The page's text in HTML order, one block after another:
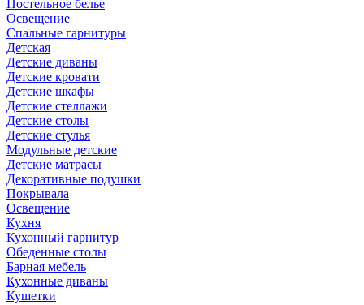
Постельное белье
Освещение
Спальные гарнитуры
Детская
Детские диваны
Детские кровати
Детские шкафы
Детские стеллажи
Детские столы
Детские стулья
Модульные детские
Детские матрасы
Декоративные подушки
Покрывала
Освещение
Кухня
Кухонный гарнитур
Обеденные столы
Барная мебель
Кухонные диваны
Кушетки